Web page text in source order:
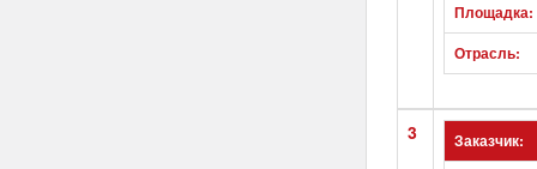
Площадка:
Отрасль:
3
Заказчик: